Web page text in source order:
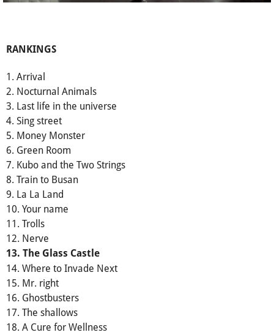
RANKINGS
1. Arrival
2. Nocturnal Animals
3. Last life in the universe
4. Sing street
5. Money Monster
6. Green Room
7. Kubo and the Two Strings
8. Train to Busan
9. La La Land
10. Your name
11. Trolls
12. Nerve
13. The Glass Castle
14. Where to Invade Next
15. Mr. right
16. Ghostbusters
17. The shallows
18. A Cure for Wellness